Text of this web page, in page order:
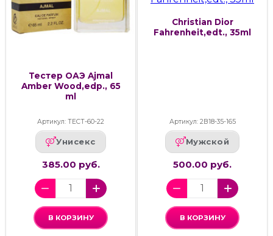
Тестер ОАЭ Ajmal
Amber Wood,edp., 65
ml
Артикул: ТЕСТ-60-22
Унисекс
385.00 руб.
В КОРЗИНУ
Christian Dior
Fahrenheit,edt., 35ml
Артикул: 2В18-35-165
Мужской
500.00 руб.
В КОРЗИНУ